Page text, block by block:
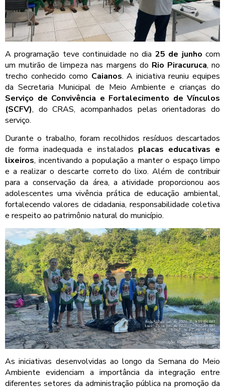
A programação teve continuidade no dia 25 de junho com
um mutirão de limpeza nas margens do Rio Piracuruca, no
trecho conhecido como Caianos. A iniciativa reuniu equipes
da Secretaria Municipal de Meio Ambiente e crianças do
Serviço de Convivência e Fortalecimento de Vínculos
(SCFV), do CRAS, acompanhados pelas orientadoras do
serviço.
Durante o trabalho, foram recolhidos resíduos descartados
de forma inadequada e instalados placas educativas e
lixeiros, incentivando a população a manter o espaço limpo
e a realizar o descarte correto do lixo. Além de contribuir
para a conservação da área, a atividade proporcionou aos
adolescentes uma vivência prática de educação ambiental,
fortalecendo valores de cidadania, responsabilidade coletiva
e respeito ao patrimônio natural do município.
As iniciativas desenvolvidas ao longo da Semana do Meio
Ambiente evidenciam a importância da integração entre
diferentes setores da administração pública na promoção da